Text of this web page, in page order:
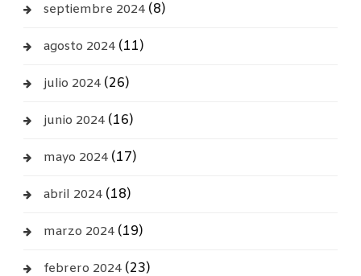
septiembre 2024(8)
agosto 2024(11)
julio 2024(26)
junio 2024(16)
mayo 2024(17)
abril 2024(18)
marzo 2024(19)
febrero 2024(23)